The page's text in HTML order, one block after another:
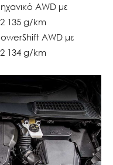
AWD με
135 g/km
AWD με
134 g/km